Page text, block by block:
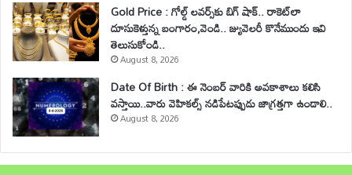
Gold Price : గోల్డ్ లవర్స్‌కు బిగ్ షాక్.. రాకెట్‌లా
దూసుకెళ్తున్న బంగారం,వెండి.. జ్యువెలరీ కొనేముందు ఇవి
తెలుసుకోండి..
August 8, 2026
Date Of Birth : ఈ నెంబర్ వారికి అవకాశాలు కలిసి
వస్తాయి..వారు వెహికల్స్ నడిపేటప్పుడు జాగ్రత్తగా ఉండాలి..
August 8, 2026